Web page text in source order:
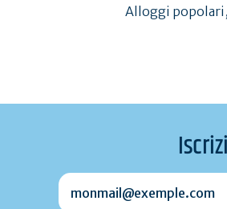
Alloggi
monmail@exemple.com